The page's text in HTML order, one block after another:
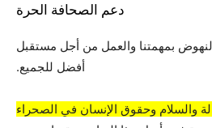
دعم الصحافة الحرة
بمهمتنا والعمل من أجل مستقبل
أفضل للجميع.
والسلام وحقوق الإنسان في الصحراء